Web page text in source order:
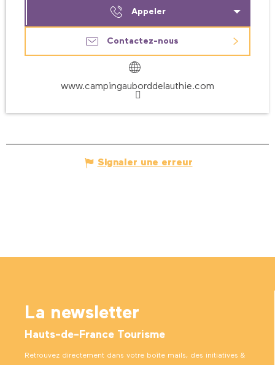
Appeler
Contactez-nous
www.campingauborddelauthie.com
Signaler une erreur
La newsletter
Hauts-de-France Tourisme
Retrouvez directement dans votre boîte mails, des initiatives &